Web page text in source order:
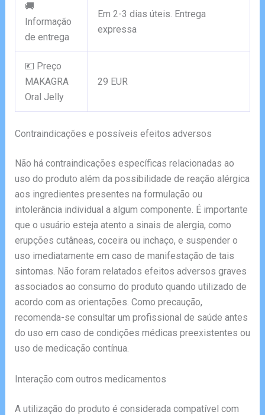
🚚
Informação
de entrega
Em 2-3 dias úteis. Entrega
expressa
💶 Preço
MAKAGRA
Oral Jelly
29 EUR
Contraindicações e possíveis efeitos adversos
Não há contraindicações específicas relacionadas ao
uso do produto além da possibilidade de reação alérgica
aos ingredientes presentes na formulação ou
intolerância individual a algum componente. É importante
que o usuário esteja atento a sinais de alergia, como
erupções cutâneas, coceira ou inchaço, e suspender o
uso imediatamente em caso de manifestação de tais
sintomas. Não foram relatados efeitos adversos graves
associados ao consumo do produto quando utilizado de
acordo com as orientações. Como precaução,
recomenda-se consultar um profissional de saúde antes
do uso em caso de condições médicas preexistentes ou
uso de medicação contínua.
Interação com outros medicamentos
A utilização do produto é considerada compatível com